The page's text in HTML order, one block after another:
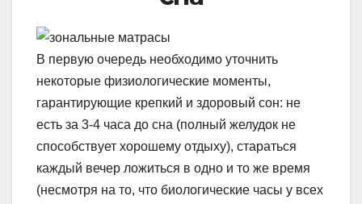
В первую очередь необходимо уточнить
некоторые физиологические моменты,
гарантирующие крепкий и здоровый сон: не
есть за 3-4 часа до сна (полный желудок не
способствует хорошему отдыху), стараться
каждый вечер ложиться в одно и то же время
(несмотря на то, что биологические часы у всех